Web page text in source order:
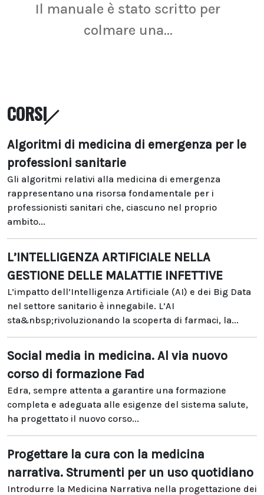
Il manuale è stato scritto per
colmare una...
CORSI
Algoritmi di medicina di emergenza per le
professioni sanitarie
Gli algoritmi relativi alla medicina di emergenza
rappresentano una risorsa fondamentale per i
professionisti sanitari che, ciascuno nel proprio
ambito...
L’INTELLIGENZA ARTIFICIALE NELLA
GESTIONE DELLE MALATTIE INFETTIVE
L’impatto dell’Intelligenza Artificiale (AI) e dei Big Data
nel settore sanitario è innegabile. L’AI
sta&nbsp;rivoluzionando la scoperta di farmaci, la...
Social media in medicina. Al via nuovo
corso di formazione Fad
Edra, sempre attenta a garantire una formazione
completa e adeguata alle esigenze del sistema salute,
ha progettato il nuovo corso...
Progettare la cura con la medicina
narrativa. Strumenti per un uso quotidiano
Introdurre la Medicina Narrativa nella progettazione dei